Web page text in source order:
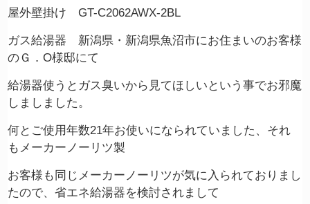
屋外壁掛け GT-C2062AWX-2BL
ガス給湯器 新潟県・新潟県魚沼市にお住まいのお客様
のＧ．O様邸にて
給湯器使うとガス臭いから見てほしいという事でお邪魔
しましました。
何とご使用年数21年お使いになられていました、それ
もメーカーノーリツ製
お客様も同じメーカーノーリツが気に入られておりまし
たので、省エネ給湯器を検討されまして